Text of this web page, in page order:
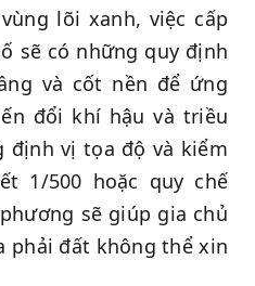
lõi xanh, việc cấp
sẽ có những quy định
và cốt nền để ứng
đổi khí hậu và triều
định vị tọa độ và kiểm
1/500 hoặc quy chế
sẽ giúp gia chủ
phải đất không thể xin